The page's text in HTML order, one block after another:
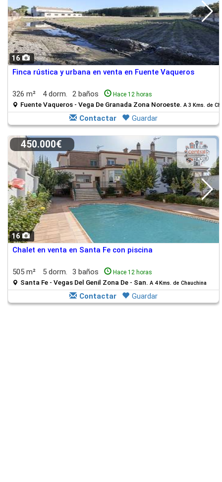
16
Finca rústica y urbana en venta en Fuente Vaqueros
326 m² 4 dorm. 2 baños Hace 12 horas
Fuente Vaqueros - Vega De Granada Zona Noroeste. A 3 Kms. de
Contactar Guardar
16
450.000€
Chalet en venta en Santa Fe con piscina
505 m² 5 dorm. 3 baños Hace 12 horas
Santa Fe - Vegas Del Genil Zona De - San. A 4 Kms. de Chauchina
Contactar Guardar